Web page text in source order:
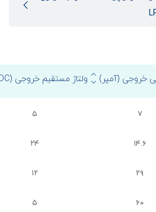
خروجی (آمپر) ولتاژ مستقیم خروجی (VDC)
۷ ۵
۱۴.۶ ۲۴
۲۹ ۱۲
۶۰ ۵